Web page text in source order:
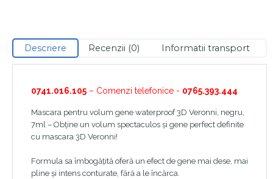
Descriere Recenzii (0) Informatii transport
0741.016.105 – Comenzi telefonice - 0765.393.444
Mascara pentru volum gene waterproof 3D Veronni, negru,
7ml – Obține un volum spectaculos și gene perfect definite
cu mascara 3D Veronni!
Formula sa îmbogățită oferă un efect de gene mai dese, mai
pline și intens conturate, fără a le încărca.